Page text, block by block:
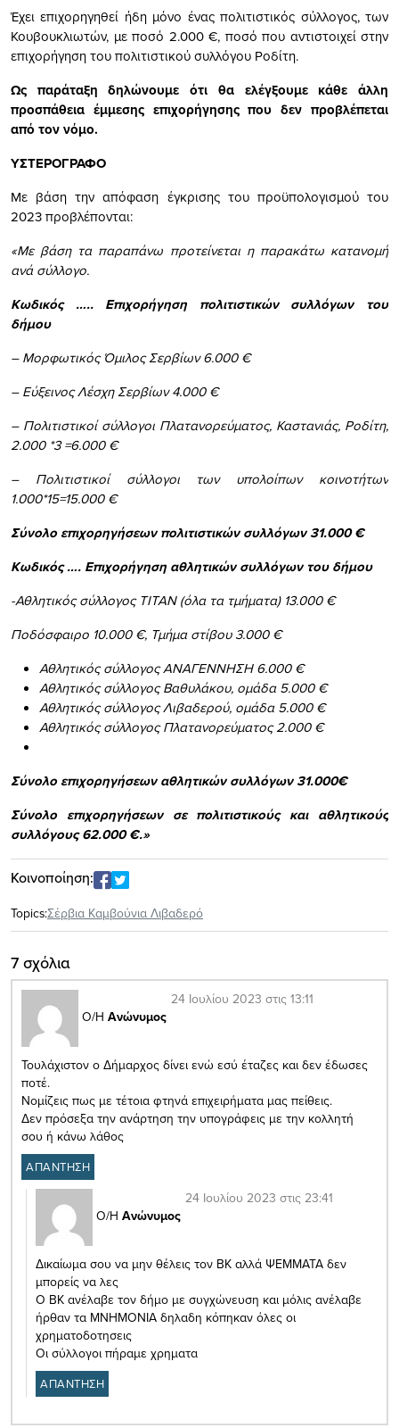
Έχει επιχορηγηθεί ήδη μόνο ένας πολιτιστικός σύλλογος, των
Κουβουκλιωτών, με ποσό 2.000 €, ποσό που αντιστοιχεί στην
επιχορήγηση του πολιτιστικού συλλόγου Ροδίτη.
Ως παράταξη δηλώνουμε ότι θα ελέγξουμε κάθε άλλη
προσπάθεια έμμεσης επιχορήγησης που δεν προβλέπεται
από τον νόμο.
ΥΣΤΕΡΟΓΡΑΦΟ
Με βάση την απόφαση έγκρισης του προϋπολογισμού του
2023 προβλέπονται:
«Με βάση τα παραπάνω προτείνεται η παρακάτω κατανομή
ανά σύλλογο.
Κωδικός ….. Επιχορήγηση πολιτιστικών συλλόγων του
δήμου
– Μορφωτικός Όμιλος Σερβίων 6.000 €
– Εύξεινος Λέσχη Σερβίων 4.000 €
– Πολιτιστικοί σύλλογοι Πλατανορεύματος, Καστανιάς, Ροδίτη,
2.000 *3 =6.000 €
– Πολιτιστικοί σύλλογοι των υπολοίπων κοινοτήτων
1.000*15=15.000 €
Σύνολο επιχορηγήσεων πολιτιστικών συλλόγων 31.000 €
Κωδικός …. Επιχορήγηση αθλητικών συλλόγων του δήμου
-Αθλητικός σύλλογος ΤΙΤΑΝ (όλα τα τμήματα) 13.000 €
Ποδόσφαιρο 10.000 €, Τμήμα στίβου 3.000 €
Αθλητικός σύλλογος ΑΝΑΓΕΝΝΗΣΗ 6.000 €
Αθλητικός σύλλογος Βαθυλάκου, ομάδα 5.000 €
Αθλητικός σύλλογος Λιβαδερού, ομάδα 5.000 €
Αθλητικός σύλλογος Πλατανορεύματος 2.000 €
Σύνολο επιχορηγήσεων αθλητικών συλλόγων 31.000€
Σύνολο επιχορηγήσεων σε πολιτιστικούς και αθλητικούς
συλλόγους 62.000 €.»
Κοινοποίηση:
Topics:Σέρβια Καμβούνια Λιβαδερό
7 σχόλια
Ο/Η Ανώνυμος
24 Ιουλίου 2023 στις 13:11
Τουλάχιστον ο Δήμαρχος δίνει ενώ εσύ έταζες και δεν έδωσες
ποτέ.
Νομίζεις πως με τέτοια φτηνά επιχειρήματα μας πείθεις.
Δεν πρόσεξα την ανάρτηση την υπογράφεις με την κολλητή
σου ή κάνω λάθος
ΑΠΑΝΤΗΣΗ
Ο/Η Ανώνυμος
24 Ιουλίου 2023 στις 23:41
Δικαίωμα σου να μην θέλεις τον ΒΚ αλλά ΨΕΜΜΑΤΑ δεν
μπορείς να λες
Ο ΒΚ ανέλαβε τον δήμο με συγχώνευση και μόλις ανέλαβε
ήρθαν τα ΜΝΗΜΟΝΙΑ δηλαδη κόπηκαν όλες οι
χρηματοδοτησεις
Οι σύλλογοι πήραμε χρηματα
ΑΠΑΝΤΗΣΗ